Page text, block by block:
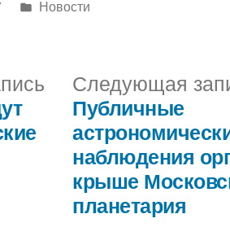
Написано
Новости
Предыдущая
запись:
Следующая
Публичные
наблюдения
крыше
планетария